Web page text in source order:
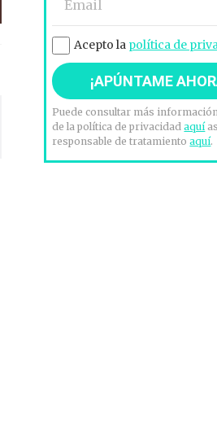
Acepto la política de
Puede consultar más
de la política de privacidadaquí
responsable de tratamientoaquí.